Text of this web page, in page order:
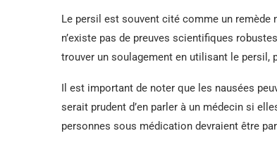
Le persil est souvent cité comme un remède
n’existe pas de preuves scientifiques
trouver un soulagement en utilisant le persil,
Il est important de noter que les nausées
serait prudent d’en parler à un médecin si
personnes sous médication devraient être